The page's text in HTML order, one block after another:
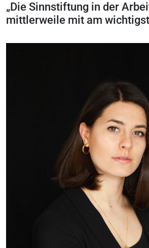
„Die Sinnstiftung in der
mittlerweile mit am